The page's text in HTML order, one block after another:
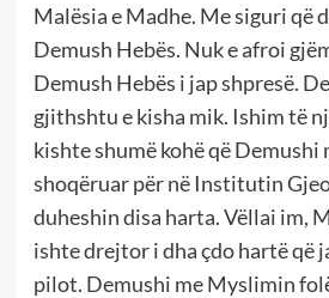
Malësia e Madhe. Me siguri që
Demush Hebës. Nuk e afroi
Demush Hebës i jap shpresë.
gjithshtu e kisha mik. Ishim të
kishte shumë kohë që Demushi
shoqëruar për në Institutin
duheshin disa harta. Vëllai im,
ishte drejtor i dha çdo hartë që
pilot. Demushi me Myslimin